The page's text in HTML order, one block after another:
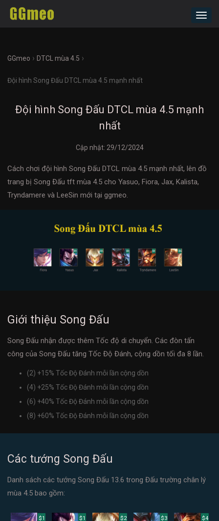
GGmeo › DTCL mùa 4.5 ›
Đội hình Song Đấu DTCL mùa 4.5 mạnh nhất
Đội hình Song Đấu DTCL mùa 4.5 mạnh
nhất
Cập nhật: 29/12/2024
Cách chơi đội hình Song Đấu DTCL mùa 4.5 mạnh nhất, lên đồ
trang bị Song Đấu tft mùa 4.5 cho Yasuo, Fiora, Jax, Kalista,
Tryndamere và LeeSin mới tại ggmeo.
Giới thiệu Song Đấu
Song Đấu nhận được thêm Tốc độ di chuyển. Các đòn tấn
công của Song Đấu tăng Tốc Độ Đánh, cộng dồn tối đa 8 lần.
(2) +15% Tốc Độ Đánh mỗi lần cộng dồn
(4) +25% Tốc Độ Đánh mỗi lần cộng dồn
(6) +40% Tốc Độ Đánh mỗi lần cộng dồn
(8) +60% Tốc Độ Đánh mỗi lần cộng dồn
Các tướng Song Đấu
Danh sách các tướng Song Đấu 13.6 trong Đấu trường chân lý
mùa 4.5 bao gồm:
$1 $1 $2 $3 $4